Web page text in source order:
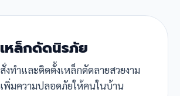
เหล็กดัดนิรภัย
สั่งทำและติดตั้งเหล็กดัดลายสวยงาม
เพิ่มความปลอดภัยให้คนในบ้าน